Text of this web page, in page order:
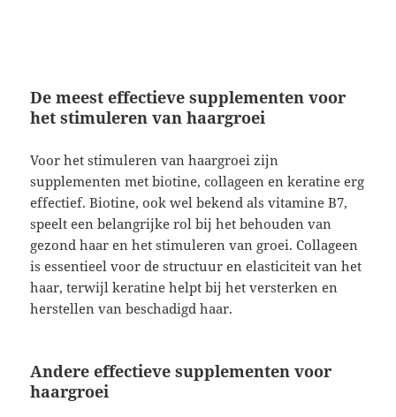
De meest effectieve supplementen voor
het stimuleren van haargroei
Voor het stimuleren van haargroei zijn
supplementen met biotine, collageen en keratine erg
effectief. Biotine, ook wel bekend als vitamine B7,
speelt een belangrijke rol bij het behouden van
gezond haar en het stimuleren van groei. Collageen
is essentieel voor de structuur en elasticiteit van het
haar, terwijl keratine helpt bij het versterken en
herstellen van beschadigd haar.
Andere effectieve supplementen voor
haargroei